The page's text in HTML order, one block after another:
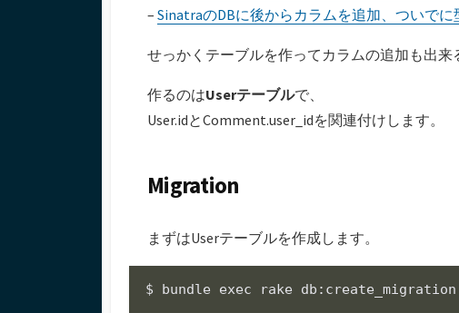
– SinatraのDBに後からカラムを追加、ついでに
せっかくテーブルを作ってカラムの追加も出
作るのはUserテーブルで、
User.idとComment.user_idを関連付けします。
Migration
まずはUserテーブルを作成します。
$ bundle exec rake db:create_migration